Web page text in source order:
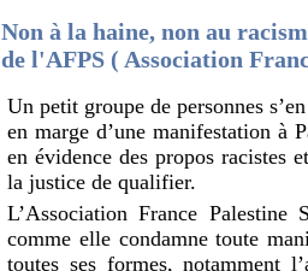
Non à la haine, non au
de l'AFPS ( Association
Un petit groupe de personnes
en marge d’une manifestation à
en évidence des propos racistes
la justice de qualifier.
L’Association France Palestine
comme elle condamne toute
toutes ses formes, notamment